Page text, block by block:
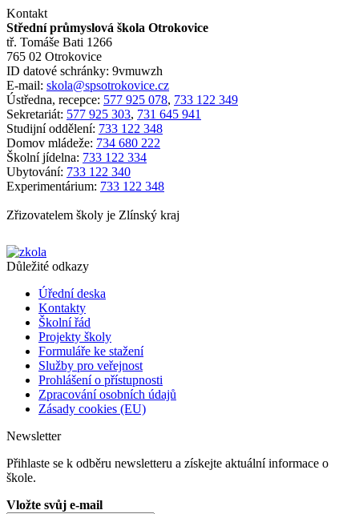
Kontakt
Střední průmyslová škola Otrokovice
tř. Tomáše Bati 1266
765 02 Otrokovice
ID datové schránky: 9vmuwzh
E-mail: skola@spsotrokovice.cz
Ústředna, recepce: 577 925 078, 733 122 349
Sekretariát: 577 925 303, 731 645 941
Studijní oddělení: 733 122 348
Domov mládeže: 734 680 222
Školní jídelna: 733 122 334
Ubytování: 733 122 340
Experimentárium: 733 122 348
Zřizovatelem školy je Zlínský kraj
Důležité odkazy
Úřední deska
Kontakty
Školní řád
Projekty školy
Formuláře ke stažení
Služby pro veřejnost
Prohlášení o přístupnosti
Zpracování osobních údajů
Zásady cookies (EU)
Newsletter
Přihlaste se k odběru newsletteru a získejte aktuální informace o
škole.
Vložte svůj e-mail